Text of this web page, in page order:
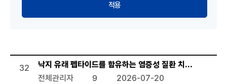
적용
기술이전 현황 목록으로 번호, 제목, 작성자, 조회수,등록일, 첨
32
낙지 유래 펩타이드를 함유하는 염증성 질환 치료용 약학 조
전체관리자
9 2026-07-20